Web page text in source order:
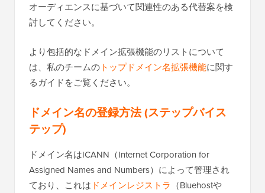
オーディエンスに基づいて関連性のある代替案を検
討してください。
より包括的なドメイン拡張機能のリストについて
は、私のチームの トップドメイン名拡張機能に関す
るガイドをご覧ください。
ドメイン名の登録方法 (ステップバイス
テップ)
ドメイン名はICANN（Internet Corporation for
Assigned Names and Numbers）によって管理され
ており、これは ドメインレジストラ （Bluehostや